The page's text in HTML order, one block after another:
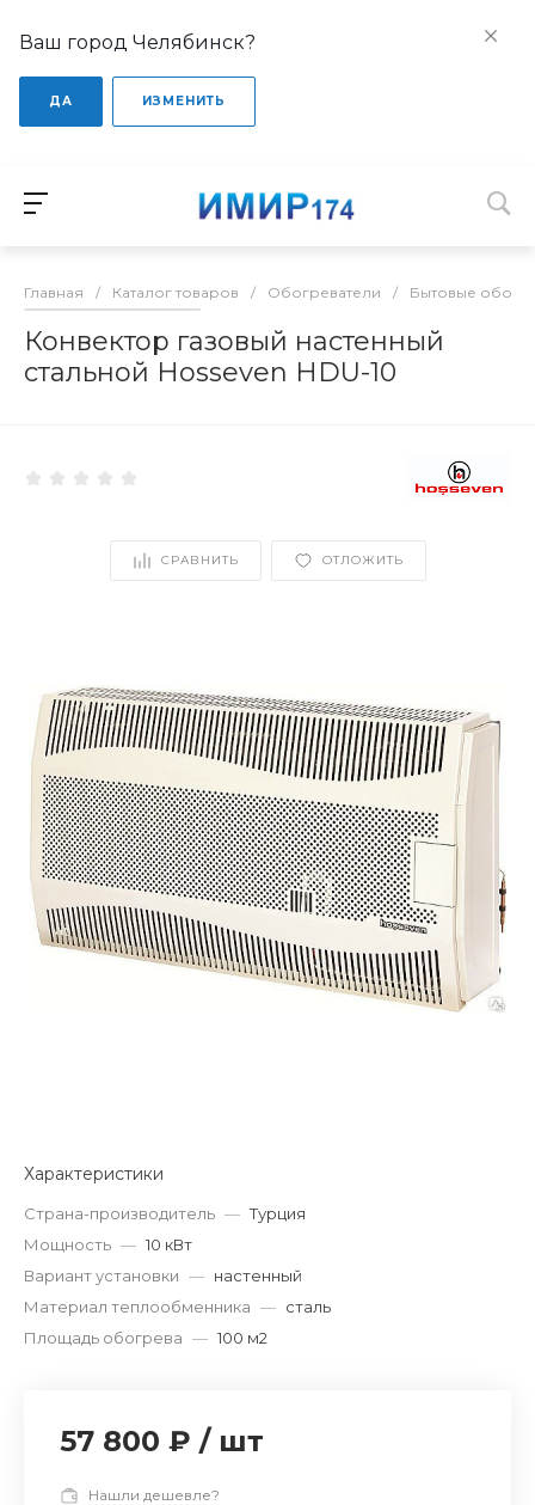
Ваш город Челябинск?
ДА ИЗМЕНИТЬ
Главная / Каталог товаров / Обогреватели / Бытовые
Конвектор газовый настенный
стальной Hosseven HDU-10
СРАВНИТЬ ОТЛОЖИТЬ
Характеристики
Страна-производитель — Турция
Мощность — 10 кВт
Вариант установки — настенный
Материал теплообменника — сталь
Площадь обогрева — 100 м2
57 800 ₽ / шт
Нашли дешевле?